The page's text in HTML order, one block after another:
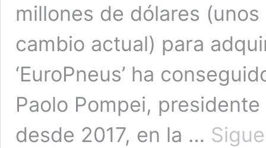
millones de dólares
cambio actual) para
‘EuroPneus’ ha
Paolo Pompei,
desde 2017, en la …